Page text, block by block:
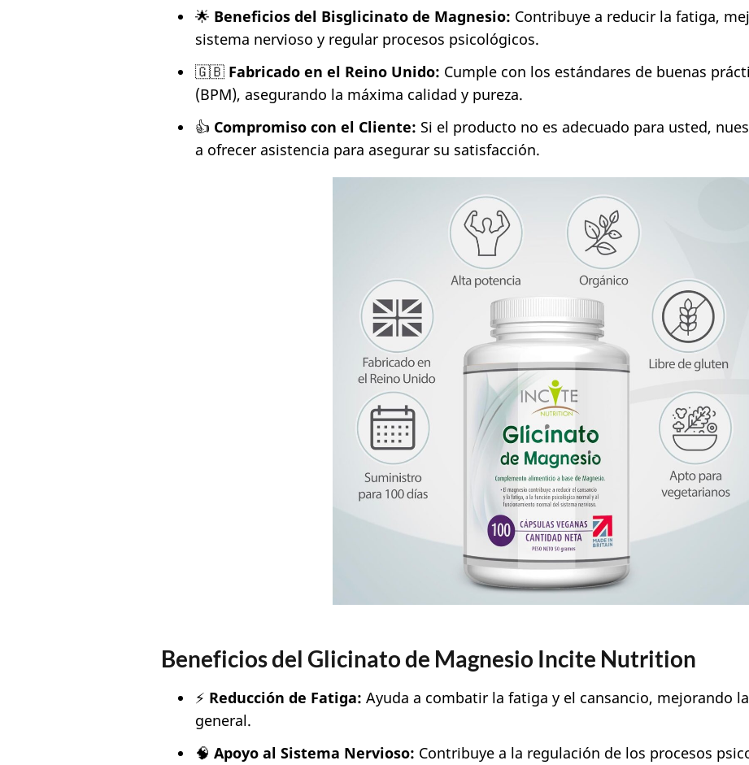
🌟 Beneficios del Bisglicinato de Magnesio: Contribuye a reducir la fatiga,
sistema nervioso y regular procesos psicológicos.
🇬🇧 Fabricado en el Reino Unido: Cumple con los estándares de buenas
(BPM), asegurando la máxima calidad y pureza.
👍 Compromiso con el Cliente: Si el producto no es adecuado para usted,
a ofrecer asistencia para asegurar su satisfacción.
Beneficios del Glicinato de Magnesio Incite Nutrition
⚡ Reducción de Fatiga: Ayuda a combatir la fatiga y el cansancio, mejorando
general.
🧠 Apoyo al Sistema Nervioso: Contribuye a la regulación de los procesos